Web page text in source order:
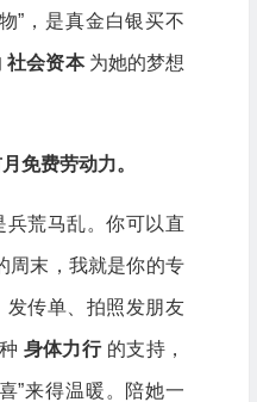
”，是真金白银买不
社会资本 为她的梦想
免费劳动力。
兵荒马乱。你可以直
周末，我就是你的专
发传单、拍照发朋友
身体力行 的支持，
”来得温暖。陪她一